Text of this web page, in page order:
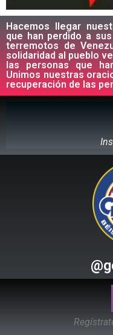
Hacemos llegar
que han perdido a
terremotos de
solidaridad al pueblo
las personas que
Unimos nuestras
recuperación de las